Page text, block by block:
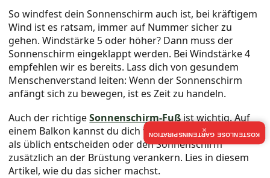
So windfest dein Sonnenschirm auch ist, bei kräftigem
Wind ist es ratsam, immer auf Nummer sicher zu
gehen. Windstärke 5 oder höher? Dann muss der
Sonnenschirm eingeklappt werden. Bei Windstärke 4
empfehlen wir es bereits. Lass dich von gesundem
Menschenverstand leiten: Wenn der Sonnenschirm
anfängt sich zu bewegen, ist es Zeit zu handeln.
Auch der richtigeSonnenschirm-Fußist wichtig. Auf
einem Balkon kannst du dich für einen schwereren Fuß
als üblich entscheiden oder den Sonnenschirm
zusätzlich an der Brüstung verankern. Lies in diesem
Artikel, wie du das sicher machst.
KOSTENLOSE GARTENINSPIRATION
×